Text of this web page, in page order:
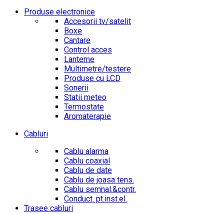
Produse electronice
Accesorii tv/satelit
Boxe
Cantare
Control acces
Lanterne
Multimetre/testere
Produse cu LCD
Sonerii
Statii meteo
Termostate
Aromaterapie
Cabluri
Cablu alarma
Cablu coaxial
Cablu de date
Cablu de joasa tens.
Cablu semnal.&contr.
Conduct. pt.inst.el.
Trasee cabluri